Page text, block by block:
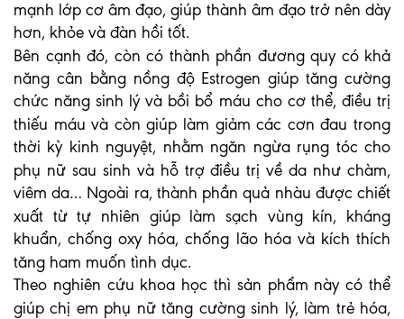
mạnh lớp cơ âm đạo, giúp thành âm đạo trở nên dày
hơn, khỏe và đàn hồi tốt.
Bên cạnh đó, còn có thành phần đương quy có khả
năng cân bằng nồng độ Estrogen giúp tăng cường
chức năng sinh lý và bồi bổ máu cho cơ thể, điều trị
thiếu máu và còn giúp làm giảm các cơn đau trong
thời kỳ kinh nguyệt, nhằm ngăn ngừa rụng tóc cho
phụ nữ sau sinh và hỗ trợ điều trị về da như chàm,
viêm da… Ngoài ra, thành phần quả nhàu được chiết
xuất từ tự nhiên giúp làm sạch vùng kín, kháng
khuẩn, chống oxy hóa, chống lão hóa và kích thích
tăng ham muốn tình dục.
Theo nghiên cứu khoa học thì sản phẩm này có thể
giúp chị em phụ nữ tăng cường sinh lý, làm trẻ hóa,